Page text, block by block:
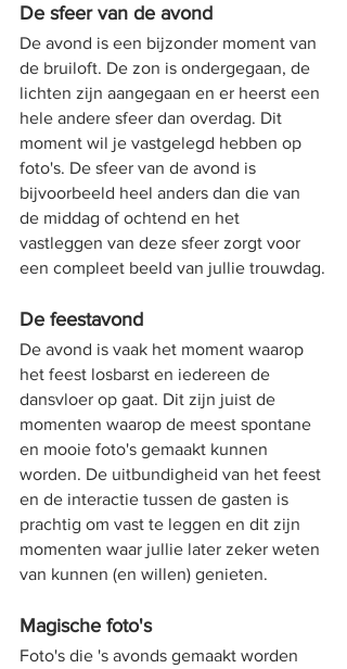
De sfeer van de avond
De avond is een bijzonder moment van
de bruiloft. De zon is ondergegaan, de
lichten zijn aangegaan en er heerst een
hele andere sfeer dan overdag. Dit
moment wil je vastgelegd hebben op
foto's. De sfeer van de avond is
bijvoorbeeld heel anders dan die van
de middag of ochtend en het
vastleggen van deze sfeer zorgt voor
een compleet beeld van jullie trouwdag.
De feestavond
De avond is vaak het moment waarop
het feest losbarst en iedereen de
dansvloer op gaat. Dit zijn juist de
momenten waarop de meest spontane
en mooie foto's gemaakt kunnen
worden. De uitbundigheid van het feest
en de interactie tussen de gasten is
prachtig om vast te leggen en dit zijn
momenten waar jullie later zeker weten
van kunnen (en willen) genieten.
Magische foto's
Foto's die 's avonds gemaakt worden